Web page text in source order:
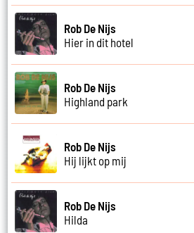
Rob De Nijs
Hier in dit hotel
Rob De Nijs
Highland park
Rob De Nijs
Hij lijkt op mij
Rob De Nijs
Hilda